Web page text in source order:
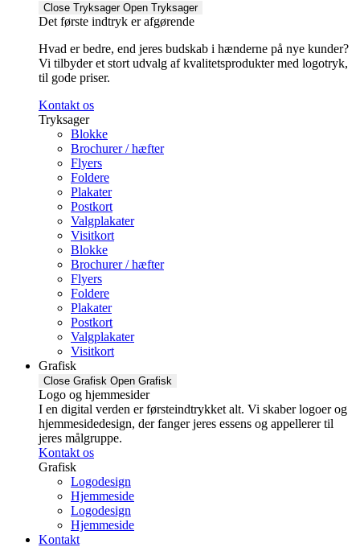
Close Tryksager Open Tryksager
Det første indtryk er afgørende
Hvad er bedre, end jeres budskab i hænderne på nye kunder?
Vi tilbyder et stort udvalg af kvalitetsprodukter med logotryk,
til gode priser.
Kontakt os
Tryksager
Blokke
Brochurer / hæfter
Flyers
Foldere
Plakater
Postkort
Valgplakater
Visitkort
Blokke
Brochurer / hæfter
Flyers
Foldere
Plakater
Postkort
Valgplakater
Visitkort
Grafisk
Close Grafisk Open Grafisk
Logo og hjemmesider
I en digital verden er førsteindtrykket alt. Vi skaber logoer og
hjemmesidedesign, der fanger jeres essens og appellerer til
jeres målgruppe.
Kontakt os
Grafisk
Logodesign
Hjemmeside
Logodesign
Hjemmeside
Kontakt